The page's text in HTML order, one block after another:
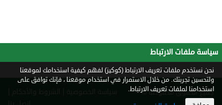
جميع الحقوق محفوظة ©
2026
سياسة ملفات الارتباط
نحن نستخدم ملفات تعريف الارتباط (كوكيز) لفهم كيفية استخدامك لموقعنا
ولتحسين تجربتك. من خلال الاستمرار في استخدام موقعنا ، فإنك توافق على
استخدامنا لملفات تعريف الارتباط.